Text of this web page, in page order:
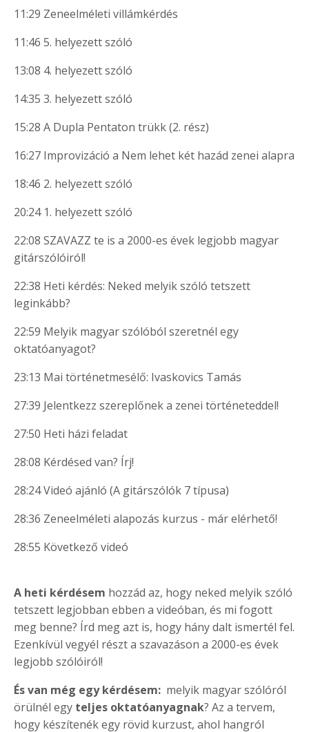
11:29 Zeneelméleti villámkérdés
11:46 5. helyezett szóló
13:08 4. helyezett szóló
14:35 3. helyezett szóló
15:28 A Dupla Pentaton trükk (2. rész)
16:27 Improvizáció a Nem lehet két hazád zenei alapra
18:46 2. helyezett szóló
20:24 1. helyezett szóló
22:08 SZAVAZZ te is a 2000-es évek legjobb magyar
gitárszólóiról!
22:38 Heti kérdés: Neked melyik szóló tetszett
leginkább?
22:59 Melyik magyar szólóból szeretnél egy
oktatóanyagot?
23:13 Mai történetmesélő: Ivaskovics Tamás
27:39 Jelentkezz szereplőnek a zenei történeteddel!
27:50 Heti házi feladat
28:08 Kérdésed van? Írj!
28:24 Videó ajánló (A gitárszólók 7 típusa)
28:36 Zeneelméleti alapozás kurzus - már elérhető!
28:55 Következő videó
A heti kérdésem hozzád az, hogy neked melyik szóló
tetszett legjobban ebben a videóban, és mi fogott
meg benne? Írd meg azt is, hogy hány dalt ismertél fel.
Ezenkívül vegyél részt a szavazáson a 2000-es évek
legjobb szólóiról!
És van még egy kérdésem: melyik magyar szólóról
örülnél egy teljes oktatóanyagnak? Az a tervem,
hogy készítenék egy rövid kurzust, ahol hangról